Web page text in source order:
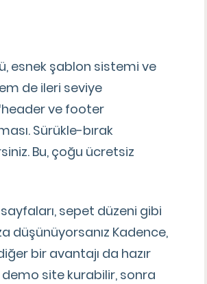
esnek şablon sistemi ve
de ileri seviye
ve footer
Sürükle-bırak
Bu, çoğu ücretsiz
sepet düzeni gibi
düşünüyorsanız Kadence,
bir avantajı da hazır
demo site kurabilir, sonra